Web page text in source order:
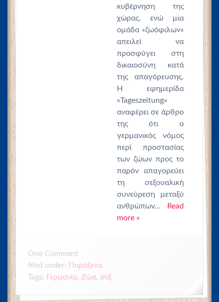
κυβέρνηση της
χώρας, ενώ μια
ομάδα «ζωόφιλων»
απειλεί να
προσφύγει στη
δικαιοσύνη κατά
της απαγόρευσης.
Η εφημερίδα
«Tageszeitung»
αναφέρει σε άρθρο
της ότι ο
γερμανικός νόμος
περί προστασίας
των ζώων προς το
παρόν απαγορεύει
τη σεξουαλική
συνεύρεση μεταξύ
ανθρώπων…
Read
more »
OneComment
filed under: Παράξενα
Tags: Γερμανία, Ζώα, σεξ